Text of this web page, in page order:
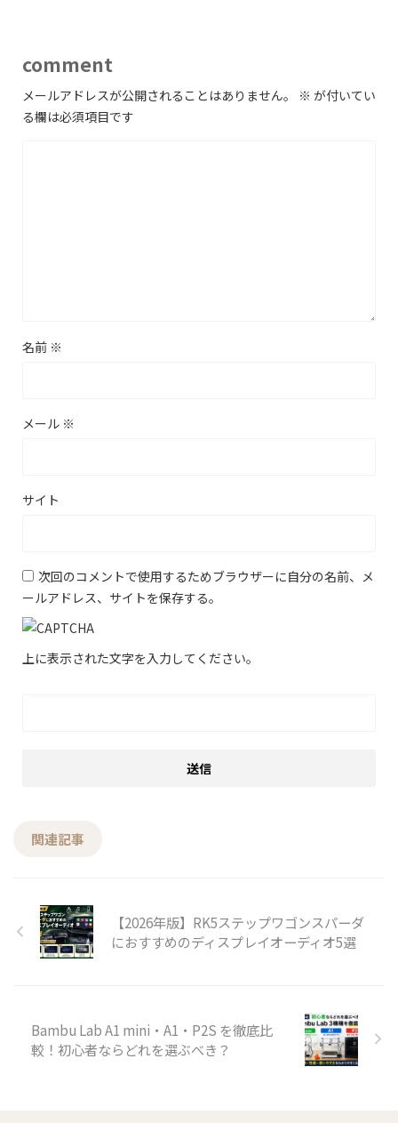
comment
メールアドレスが公開されることはありません。 ※ が付いてい
る欄は必須項目です
名前 ※
メール ※
サイト
次回のコメントで使用するためブラウザーに自分の名前、メ
ールアドレス、サイトを保存する。
上に表示された文字を入力してください。
関連記事
【2026年版】RK5ステップワゴンスパーダ
におすすめのディスプレイオーディオ5選
Bambu Lab A1 mini・A1・P2S を徹底比
較！初心者ならどれを選ぶべき？